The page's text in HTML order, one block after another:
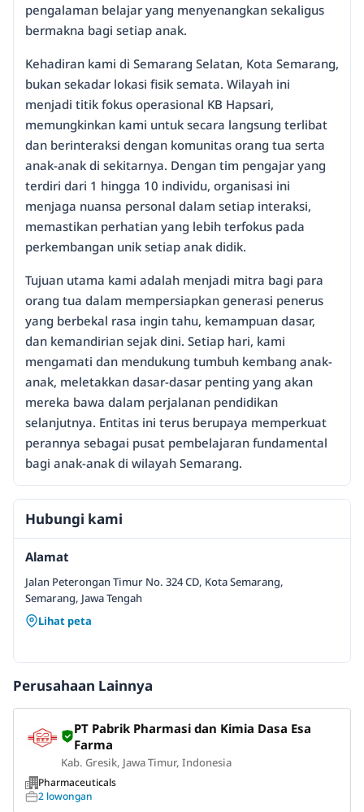
pengalaman belajar yang menyenangkan sekaligus
bermakna bagi setiap anak.
Kehadiran kami di Semarang Selatan, Kota Semarang,
bukan sekadar lokasi fisik semata. Wilayah ini
menjadi titik fokus operasional KB Hapsari,
memungkinkan kami untuk secara langsung terlibat
dan berinteraksi dengan komunitas orang tua serta
anak-anak di sekitarnya. Dengan tim pengajar yang
terdiri dari 1 hingga 10 individu, organisasi ini
menjaga nuansa personal dalam setiap interaksi,
memastikan perhatian yang lebih terfokus pada
perkembangan unik setiap anak didik.
Tujuan utama kami adalah menjadi mitra bagi para
orang tua dalam mempersiapkan generasi penerus
yang berbekal rasa ingin tahu, kemampuan dasar,
dan kemandirian sejak dini. Setiap hari, kami
mengamati dan mendukung tumbuh kembang anak-
anak, meletakkan dasar-dasar penting yang akan
mereka bawa dalam perjalanan pendidikan
selanjutnya. Entitas ini terus berupaya memperkuat
perannya sebagai pusat pembelajaran fundamental
bagi anak-anak di wilayah Semarang.
Hubungi kami
Alamat
Jalan Peterongan Timur No. 324 CD, Kota Semarang,
Semarang, Jawa Tengah
Lihat peta
Perusahaan Lainnya
PT Pabrik Pharmasi dan Kimia Dasa Esa
Farma
Kab. Gresik, Jawa Timur, Indonesia
Pharmaceuticals
2 lowongan